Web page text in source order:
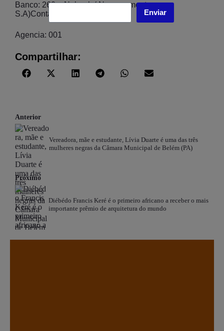
Banco: 260 – Nubank ( Nu pagamentos
S.A)Conta:60232338-7
Agencia: 001
Compartilhar:
Anterior
Vereadora, mãe e estudante, Lívia Duarte é uma das três
mulheres negras da Câmara Municipal de Belém (PA)
Próximo
Diébédo Francis Keré é o primeiro africano a receber o mais
importante prêmio de arquitetura do mundo
Enviar